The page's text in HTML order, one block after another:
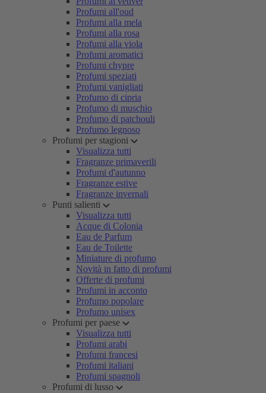
Profumi all'oud
Profumi alla mela
Profumi alla rosa
Profumi alla viola
Profumi aromatici
Profumi chypre
Profumi speziati
Profumi vanigliati
Profumo di cipria
Profumo di muschio
Profumo di patchouli
Profumo legnoso
Profumi per stagioni
Visualizza tutti
Fragranze primaverili
Profumi d'autunno
Fragranze estive
Fragranze invernali
Punti salienti
Visualizza tutti
Acque di Colonia
Eau de Parfum
Eau de Toilette
Miniature di profumo
Novità in fatto di profumi
Offerte di profumi
Profumi in acconto
Profumo popolare
Profumo unisex
Profumi per paese
Visualizza tutti
Profumi arabi
Profumi francesi
Profumi italiani
Profumi spagnoli
Profumi di lusso